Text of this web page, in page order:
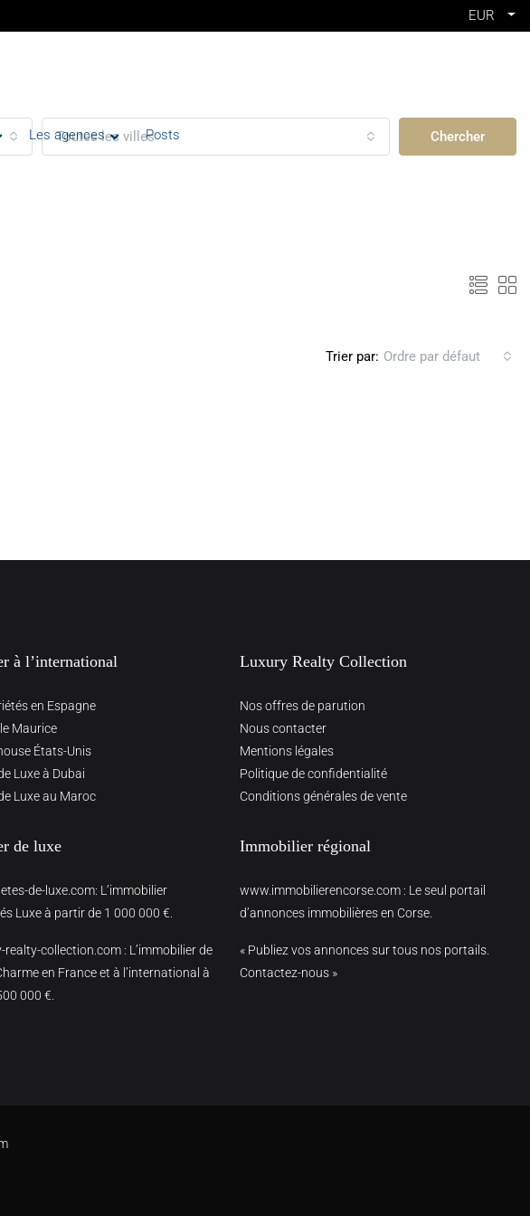
EUR
Les agences Posts
Toutes les villes Chercher
Trier par: Ordre par défaut
à l’international
en Espagne
Maurice
États-Unis
Luxe à Dubai
Luxe au Maroc
de luxe
de-luxe.com: L’immobilier
Luxe à partir de 1 000 000 €.
realty-collection.com : L’immobilier de
en France et à l’international à
000 €.
Luxury Realty Collection
Nos offres de parution
Nous contacter
Mentions légales
Politique de confidentialité
Conditions générales de vente
Immobilier régional
www.immobilierencorse.com : Le seul portail
d’annonces immobilières en Corse.
« Publiez vos annonces sur tous nos portails.
Contactez-nous »